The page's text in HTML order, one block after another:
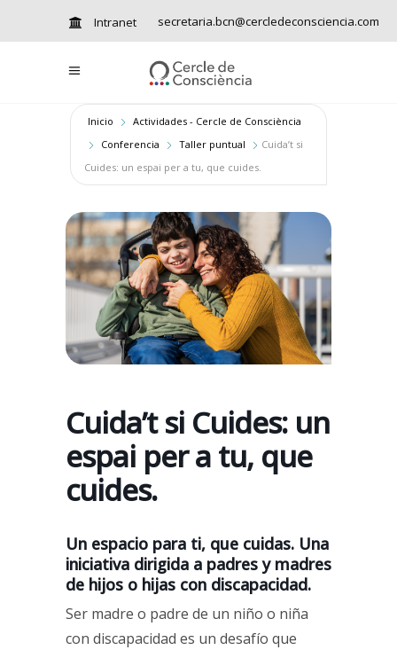
Intranet secretaria.bcn@cercledeconsciencia.com
Inicio
Actividades - Cercle de Consciència
Conferencia
Taller puntual
Cuida’t si
Cuides: un espai per a tu, que cuides.
Cuida’t si Cuides: un
espai per a tu, que
cuides.
Un espacio para ti, que cuidas. Una
iniciativa dirigida a padres y madres
de hijos o hijas con discapacidad.
Ser madre o padre de un niño o niña
con discapacidad es un desafío que